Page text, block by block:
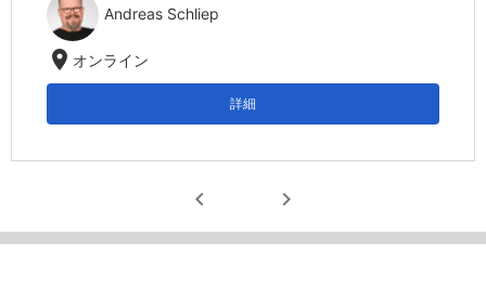
Andreas Schliep
location_on オンライン
詳細
chevron_left chevron_right